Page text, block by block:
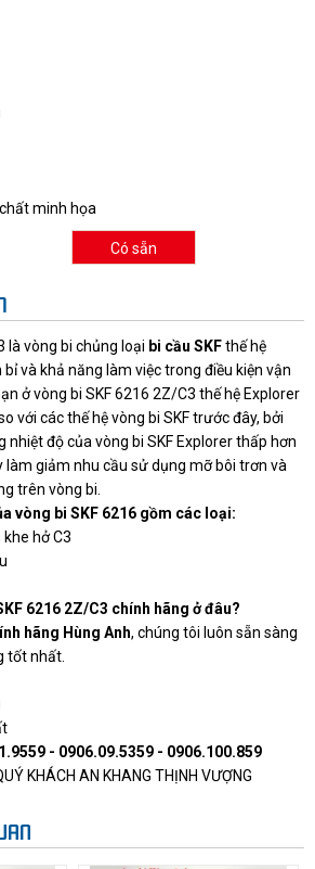
minh họa
Có sẵn
là vòng bi chủng loại bi cầu SKFthế hệ
bỉ và khả năng làm việc trong điều kiện vận
ở vòng bi SKF 6216 2Z/C3 thế hệ Explorer
với các thế hệ vòng bi SKF trước đây, bởi
nhiệt độ của vòng bi SKF Explorer thấp hơn
làm giảm nhu cầu sử dụng mỡ bôi trơn và
trên vòng bi.
vòng bi SKF 6216 gồm các loại:
khe hở C3
6216 2Z/C3 chính hãng ở đâu?
hãng Hùng Anh, chúng tôi luôn sẵn sàng
tốt nhất.
- 0906.09.5359 - 0906.100.859
KHÁCH AN KHANG THỊNH VƯỢNG